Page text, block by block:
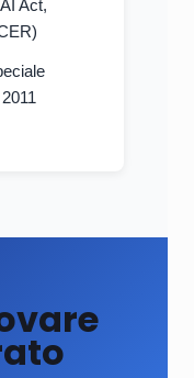
Act,